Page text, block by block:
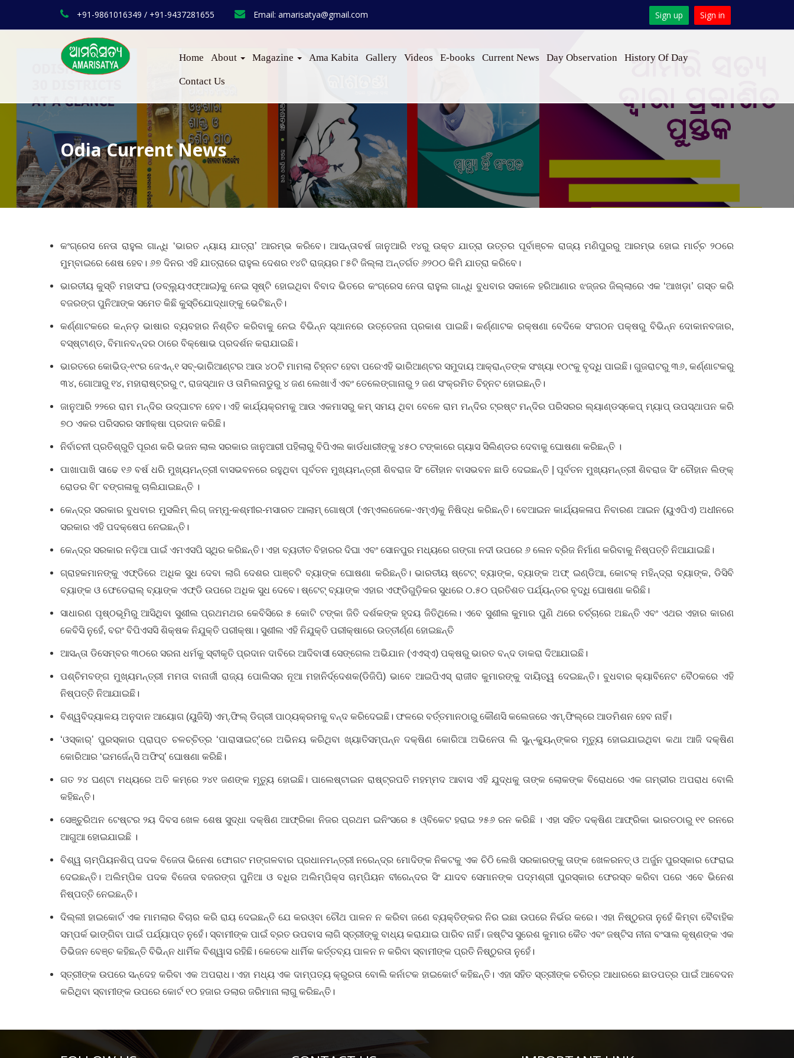
+91-9861016349 / +91-9437281655 Email: amarisatya@gmail.com Sign up Sign in
Home About Magazine Ama Kabita Gallery Videos E-books Current News Day Observation History Of Day
Contact Us
Odia Current News
କଂଗ୍ରେସ ନେତା ରାହୁଲ ଗାନ୍ଧି ‘ଭାରତ ନ୍ୟାୟ ଯାତ୍ରା’ ଆରମ୍ଭ କରିବେ। ଆସନ୍ତାବର୍ଷ ଜାନୁଆରି ୧୪ରୁ ଉକ୍ତ ଯାତ୍ରା ଉତ୍ତର ପୂର୍ବାଞ୍ଚଳ ରାଜ୍ୟ ମଣିପୁରରୁ ଆରମ୍ଭ ହୋଇ ମାର୍ଚ୍ଚ ୨୦ରେ
ମୁମ୍ବାଇରେ ଶେଷ ହେବ। ୬୭ ଦିନର ଏହି ଯାତ୍ରାରେ ରାହୁଲ ଦେଶର ୧୪ଟି ରାଜ୍ୟର ୮୫ଟି ଜିଲ୍ଲା ଅନ୍ତର୍ଗତ ୬୨୦୦ କିମି ଯାତ୍ରା କରିବେ।
ଭାରତୀୟ କୁସ୍ତି ମହାସଂଘ (ଡବ୍ଲ୍ୟୁଏଫ୍ଆଇ)କୁ ନେଇ ସୃଷ୍ଟି ହୋଇଥିବା ବିବାଦ ଭିତରେ କଂଗ୍ରେସ ନେତା ରାହୁଲ ଗାନ୍ଧି ବୁଧବାର ସକାଳେ ହରିଆଣାର ଝଜ୍ଜର ଜିଲ୍ଲାରେ ଏକ ‘ଆଖଡ଼ା’ ଗସ୍ତ କରି
ବଜରଙ୍ଗ ପୁନିଆଙ୍କ ସମେତ କିଛି କୁସ୍ତିଯୋଦ୍ଧାଙ୍କୁ ଭେଟିଛନ୍ତି।
କର୍ଣ୍ଣାଟକରେ କନ୍ନଡ଼ ଭାଷାର ବ୍ୟବହାର ନିଶ୍ଚିତ କରିବାକୁ ନେଇ ବିଭିନ୍ନ ସ୍ଥାନରେ ଉତ୍ତେଜନା ପ୍ରକାଶ ପାଇଛି। କର୍ଣ୍ଣାଟକ ରକ୍ଷଣା ବେଦିକେ ସଂଗଠନ ପକ୍ଷରୁ ବିଭିନ୍ନ ଦୋକାନବଜାର,
ବସ୍‌ଷ୍ଟାଣ୍ଡ, ବିମାନବନ୍ଦର ଠାରେ ବିକ୍ଷୋଭ ପ୍ରଦର୍ଶନ କରାଯାଇଛି।
ଭାରତରେ କୋଭିଡ୍-୧୯ର ଜେଏନ୍.୧ ସବ୍-ଭାରିଆଣ୍ଟର ଆଉ ୪୦ଟି ମାମଲା ଚିହ୍ନଟ ହେବା ପରେଏହି ଭାରିଆଣ୍ଟର ସମୁଦାୟ ଆକ୍ରାନ୍ତଙ୍କ ସଂଖ୍ୟା ୧୦୯କୁ ବୃଦ୍ଧି ପାଇଛି। ଗୁଜରାଟରୁ ୩୬, କର୍ଣ୍ଣାଟକରୁ
୩୪, ଗୋଆରୁ ୧୪, ମହାରାଷ୍ଟ୍ରରୁ ୯, ରାଜସ୍ଥାନ ଓ ତାମିଲନାଡୁରୁ ୪ ଜଣ ଲେଖାଏଁ ଏବଂ ତେଲେଙ୍ଗାନାରୁ ୨ ଜଣ ସଂକ୍ରମିତ ଚିହ୍ନଟ ହୋଇଛନ୍ତି।
ଜାନୁଆରି ୨୨ରେ ରାମ ମନ୍ଦିର ଉଦ୍‌ଘାଟନ ହେବ। ଏହି କାର୍ଯ୍ୟକ୍ରମକୁ ଆଉ ଏକମାସରୁ କମ୍‌ ସମୟ ଥିବା ବେଳେ ରାମ ମନ୍ଦିର ଟ୍ରଷ୍ଟ ମନ୍ଦିର ପରିସରର ଲ୍ୟାଣ୍ଡସ୍କେପ୍ ମ୍ୟାପ୍ ଉପସ୍ଥାପନ କରି
୭୦ ଏକର ପରିସରର ସମୀକ୍ଷା ପ୍ରଦାନ କରିଛି।
ନିର୍ବାଚନୀ ପ୍ରତିଶ୍ରୁତି ପୂରଣ କରି ଭଜନ ଲାଲ ସରକାର ଜାନୁଆରୀ ପହିଲାରୁ ବିପିଏଲ କାର୍ଡଧାରୀଙ୍କୁ ୪୫୦ ଟଙ୍କାରେ ଗ୍ୟାସ ସିଲିଣ୍ଡର ଦେବାକୁ ଘୋଷଣା କରିଛନ୍ତି ।
ପାଖାପାଖି ସାଢେ ୧୬ ବର୍ଷ ଧରି ମୁଖ୍ୟମନ୍ତ୍ରୀ ବାସଭବନରେ ରହୁଥିବା ପୂର୍ବତନ ମୁଖ୍ୟମନ୍ତ୍ରୀ ଶିବରାଜ ସିଂ ଚୌହାନ ବାସଭବନ ଛାଡି ଦେଇଛନ୍ତି | ପୂର୍ବତନ ମୁଖ୍ୟମନ୍ତ୍ରୀ ଶିବରାଜ ସିଂ ଚୌହାନ ଲିଙ୍କ୍
ରୋଡର ବି୮ ବଙ୍ଗଳାକୁ ଚାଲିଯାଇଛନ୍ତି ।
କେନ୍ଦ୍ର ସରକାର ବୁଧବାର ମୁସଲିମ୍ ଲିଗ୍ ଜମ୍ମୁ-କଶ୍ମୀର-ମସାରତ ଆଲାମ୍ ଗୋଷ୍ଠୀ (ଏମ୍ଏଲଜେକେ-ଏମ୍ଏ)କୁ ନିଷିଦ୍ଧ କରିଛନ୍ତି। ବେଆଇନ କାର୍ଯ୍ୟକଳାପ ନିବାରଣ ଆଇନ (ୟୁଏପିଏ) ଅଧୀନରେ
ସରକାର ଏହି ପଦକ୍ଷେପ ନେଇଛନ୍ତି।
କେନ୍ଦ୍ର ସରକାର ନଡ଼ିଆ ପାଇଁ ଏମଏସପି ସ୍ଥିର କରିଛନ୍ତି। ଏହା ବ୍ୟତୀତ ବିହାରର ଦିଘା ଏବଂ ସୋନପୁର ମଧ୍ୟରେ ଗଙ୍ଗା ନଦୀ ଉପରେ ୬ ଲେନ ବ୍ରିଜ ନିର୍ମାଣ କରିବାକୁ ନିଷ୍ପତ୍ତି ନିଆଯାଇଛି।
ଗ୍ରାହକମାନଙ୍କୁ ଏଫ୍‌ଡିରେ ଅଧିକ ସୁଧ ଦେବା ଲାଗି ଦେଶର ପାଞ୍ଚଟି ବ୍ୟାଙ୍କ ଘୋଷଣା କରିଛନ୍ତି। ଭାରତୀୟ ଷ୍ଟେଟ୍‌ ବ୍ୟାଙ୍କ, ବ୍ୟାଙ୍କ ଅଫ୍‌ ଇଣ୍ଡିଆ, କୋଟକ୍ ମହିନ୍ଦ୍ରା ବ୍ୟାଙ୍କ, ଡିସିବି
ବ୍ୟାଙ୍କ ଓ ଫେଡେରାଲ୍‌ ବ୍ୟାଙ୍କ ଏଫ୍‌ଡି ଉପରେ ଅଧିକ ସୁଧ ଦେବେ। ଷ୍ଟେଟ୍‌ ବ୍ୟାଙ୍କ ଏହାର ଏଫ୍‌ଡିଗୁଡ଼ିକର ସୁଧରେ ୦.୫୦ ପ୍ରତିଶତ ପର୍ଯ୍ୟନ୍ତର ବୃଦ୍ଧି ଘୋଷଣା କରିଛି।
ସାଧାରଣ ପୃଷ୍ଠଭୂମିରୁ ଆସିଥିବା ସୁଶୀଲ ପ୍ରଥମଥର କେବିସିରେ ୫ କୋଟି ଟଙ୍କା ଜିତି ଦର୍ଶକଙ୍କ ହୃଦୟ ଜିତିଥିଲେ। ଏବେ ସୁଶୀଲ କୁମାର ପୁଣି ଥରେ ଚର୍ଚ୍ଚାରେ ଅଛନ୍ତି ଏବଂ ଏଥର ଏହାର କାରଣ
କେବିସି ନୁହେଁ, ବରଂ ବିପିଏସସି ଶିକ୍ଷକ ନିଯୁକ୍ତି ପରୀକ୍ଷା। ସୁଶୀଲ ଏହି ନିଯୁକ୍ତି ପରୀକ୍ଷାରେ ଉତ୍ତୀର୍ଣ୍ଣ ହୋଇଛନ୍ତି
ଆସନ୍ତା ଡିସେମ୍ବର ୩୦ରେ ସରନା ଧର୍ମକୁ ସ୍ବୀକୃତି ପ୍ରଦାନ ଦାବିରେ ଆଦିବାସୀ ସେଙ୍ଗେଲ ଅଭିଯାନ (ଏଏସ୍‌ଏ) ପକ୍ଷରୁ ଭାରତ ବନ୍ଦ ଡାକରା ଦିଆଯାଇଛି।
ପଶ୍ଚିମବଙ୍ଗ ମୁଖ୍ୟମନ୍ତ୍ରୀ ମମତା ବାନାର୍ଜୀ ରାଜ୍ୟ ପୋଲିସର ନୂଆ ମହାନିର୍ଦ୍ଦେଶକ(ଡିଜିପି) ଭାବେ ଆଇପିଏସ୍‌ ରାଜୀବ କୁମାରଙ୍କୁ ଦାୟିତ୍ୱ ଦେଇଛନ୍ତି। ବୁଧବାର କ୍ୟାବିନେଟ ବୈଠକରେ ଏହି
ନିଷ୍ପତ୍ତି ନିଆଯାଇଛି।
ବିଶ୍ୱବିଦ୍ୟାଳୟ ଅନୁଦାନ ଆୟୋଗ (ୟୁଜିସି) ଏମ୍‌.ଫିଲ୍‌ ଡିଗ୍ରୀ ପାଠ୍ୟକ୍ରମକୁ ବନ୍ଦ କରିଦେଇଛି। ଫଳରେ ବର୍ତ୍ତମାନଠାରୁ କୌଣସି କଲେଜରେ ଏମ୍‌.ଫିଲ୍‌ରେ ଆଡମିଶନ ହେବ ନାହିଁ।
‘ଓସ୍କାର୍‌’ ପୁରସ୍କାର ପ୍ରାପ୍ତ ଚଳଚ୍ଚିତ୍ର ‘ପାରାସାଇଟ୍‌’ରେ ଅଭିନୟ କରିଥିବା ଖ୍ୟାତିସମ୍ପନ୍ନ ଦକ୍ଷିଣ କୋରିଆ ଅଭିନେତା ଲି ସୁନ୍‌-କ୍ୟୁନ୍‌ଙ୍କର ମୃତ୍ୟୁ ହୋଇଯାଇଥିବା କଥା ଆଜି ଦକ୍ଷିଣ
କୋରିଆର ‘ଇମର୍ଜେନ୍‌ସି ଅଫିସ୍‌’ ଘୋଷଣା କରିଛି।
ଗତ ୨୪ ଘଣ୍ଟା ମଧ୍ୟରେ ଅତି କମ୍‌ରେ ୨୪୧ ଜଣଙ୍କ ମୃତ୍ୟୁ ହୋଇଛି। ପାଲେଷ୍ଟାଇନ ରାଷ୍ଟ୍ରପତି ମହମ୍ମଦ ଆବାସ ଏହି ଯୁଦ୍ଧକୁ ତାଙ୍କ ଲୋକଙ୍କ ବିରୋଧରେ ଏକ ଗମ୍ଭୀର ଅପରାଧ ବୋଲି
କହିଛନ୍ତି।
ସେଞ୍ଚୁରିଅନ ଟେଷ୍ଟର ୨ୟ ଦିବସ ଖେଳ ଶେଷ ସୁଦ୍ଧା ଦକ୍ଷିଣ ଆଫ୍ରିକା ନିଜର ପ୍ରଥମ ଇନିଂସରେ ୫ ଓ୍ବିକେଟ ହରାଇ ୨୫୬ ରନ କରିଛି । ଏହା ସହିତ ଦକ୍ଷିଣ ଆଫ୍ରିକା ଭାରତଠାରୁ ୧୧ ରନରେ
ଆଗୁଆ ହୋଇଯାଇଛି ।
ବିଶ୍ୱ ଚାମ୍ପିୟନଶିପ୍‌ ପଦକ ବିଜେତା ଭିନେଶ ଫୋଗଟ ମଙ୍ଗଳବାର ପ୍ରଧାନମନ୍ତ୍ରୀ ନରେନ୍ଦ୍ର ମୋଦିଙ୍କ ନିକଟକୁ ଏକ ଚିଠି ଲେଖି ସରକାରଙ୍କୁ ତାଙ୍କ ଖେଳରନତ୍ ଓ ଅର୍ଜୁନ ପୁରସ୍କାର ଫେରାଇ
ଦେଇଛନ୍ତି। ଅଲିମ୍ପିକ ପଦକ ବିଜେତା ବଜରଙ୍ଗ ପୁନିଆ ଓ ବଧିର ଅଲିମ୍ପିକ୍ସ ଚାମ୍ପିୟନ ବୀରେନ୍ଦର ସିଂ ଯାଦବ ସେମାନଙ୍କ ପଦ୍ମଶ୍ରୀ ପୁରସ୍କାର ଫେରସ୍ତ କରିବା ପରେ ଏବେ ଭିନେଶ
ନିଷ୍ପତ୍ତି ନେଇଛନ୍ତି।
ଦିଲ୍ଲୀ ହାଇକୋର୍ଟ ଏକ ମାମଲାର ବିଚାର କରି ରାୟ ଦେଇଛନ୍ତି ଯେ କରଓ୍ବା ଚୌଥ ପାଳନ ନ କରିବା ଜଣେ ବ୍ୟକ୍ତିଙ୍କର ନିର ଇଛା ଉପରେ ନିର୍ଭର କରେ। ଏହା ନିଷ୍ଠୁରତା ନୁହେଁ କିମ୍ବା ବୈବାହିକ
ସମ୍ପର୍କ ଭାଙ୍ଗିବା ପାଇଁ ପର୍ଯ୍ୟାପ୍ତ ନୁହେଁ। ସ୍ବାମୀଙ୍କ ପାଇଁ ବ୍ରତ ଉପବାସ ଲାଗି ସ୍ତ୍ରୀଙ୍କୁ ବାଧ୍ୟ କରାଯାଇ ପାରିବ ନାହିଁ। ଜଷ୍ଟିସ ସୁରେଶ କୁମାର କୈତ ଏବଂ ଜଷ୍ଟିସ ନୀନା ବଂସାଲ କୃଷ୍ଣଙ୍କ ଏକ
ଡିଭିଜନ ବେଞ୍ଚ କହିଛନ୍ତି ବିଭିନ୍ନ ଧାର୍ମିକ ବିଶ୍ୱାସ ରହିଛି। କେତେକ ଧାର୍ମିକ କର୍ତ୍ତବ୍ୟ ପାଳନ ନ କରିବା ସ୍ବାମୀଙ୍କ ପ୍ରତି ନିଷ୍ଠୁରତା ନୁହେଁ।
ସ୍ତ୍ରୀଙ୍କ ଉପରେ ସନ୍ଦେହ କରିବା ଏକ ଅପରାଧ। ଏହା ମଧ୍ୟ ଏକ ଦାମ୍ପତ୍ୟ କ୍ରୁରତା ବୋଲି କର୍ନାଟକ ହାଇକୋର୍ଟ କହିଛନ୍ତି। ଏହା ସହିତ ସ୍ତ୍ରୀଙ୍କ ଚରିତ୍ର ଆଧାରରେ ଛାଡପତ୍ର ପାଇଁ ଆବେଦନ
କରିଥିବା ସ୍ବାମୀଙ୍କ ଉପରେ କୋର୍ଟ ୧୦ ହଜାର ଡଲାର ଜରିମାନା ଲାଗୁ କରିଛନ୍ତି।